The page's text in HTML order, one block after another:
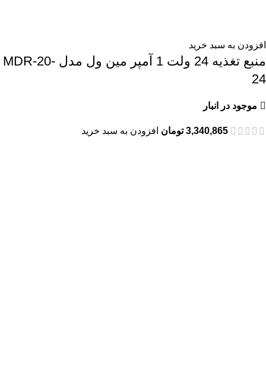
افزودن به سبد خرید
منبع تغذیه 24 ولت 1 آمپر مین ول مدل MDR-20-
24
موجود در انبار
3,340,865 تومان افزودن به سبد خرید